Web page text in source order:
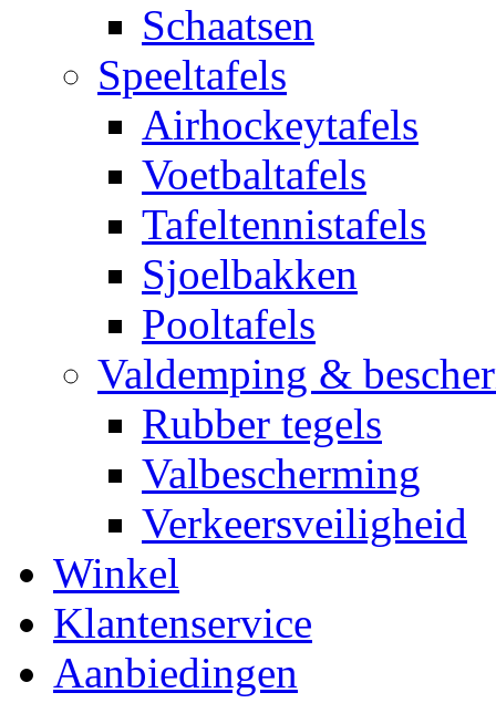
Schaatsen
Speeltafels
Airhockeytafels
Voetbaltafels
Tafeltennistafels
Sjoelbakken
Pooltafels
Valdemping &
Rubber tegels
Valbescherming
Verkeersveiligheid
Winkel
Klantenservice
Aanbiedingen